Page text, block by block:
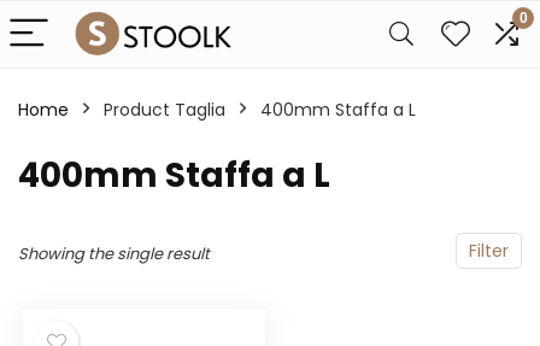
0
Home Product Taglia 400mm Staffa a L
400mm Staffa a L
Filter
Showing the single result